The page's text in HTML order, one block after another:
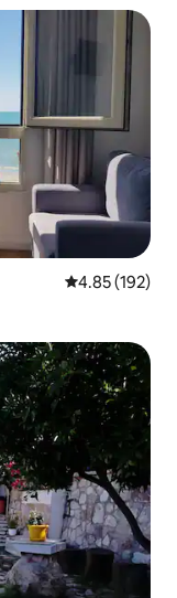
평점 4.85점(5
4.85 (192)